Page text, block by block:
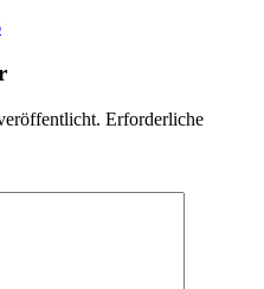
Erforderliche